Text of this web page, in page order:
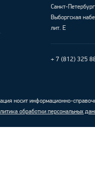
Санкт-Петербург
Выборгская
лит. Е
+ 7 (812) 325
носит информационно-
обработки персональных